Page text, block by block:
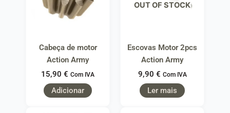
Cabeça de motor
Action Army
15,90 € Com IVA
Adicionar
OUT OF STOCK
Escovas Motor 2pcs
Action Army
9,90 € Com IVA
Ler mais